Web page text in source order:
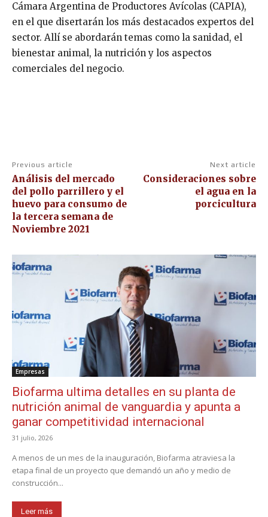
Cámara Argentina de Productores Avícolas (CAPIA),
en el que disertarán los más destacados expertos del
sector. Allí se abordarán temas como la sanidad, el
bienestar animal, la nutrición y los aspectos
comerciales del negocio.
Previous article
Análisis del mercado
del pollo parrillero y el
huevo para consumo de
la tercera semana de
Noviembre 2021
Next article
Consideraciones sobre
el agua en la
porcicultura
Empresas
Biofarma ultima detalles en su planta de
nutrición animal de vanguardia y apunta a
ganar competitividad internacional
31 julio, 2026
A menos de un mes de la inauguración, Biofarma atraviesa la
etapa final de un proyecto que demandó un año y medio de
construcción...
Leer más